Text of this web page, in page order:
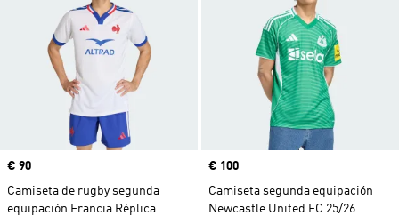
Precio
€ 90
Camiseta de rugby segunda
equipación Francia Réplica
Precio
€ 100
Camiseta segunda equipación
Newcastle United FC 25/26